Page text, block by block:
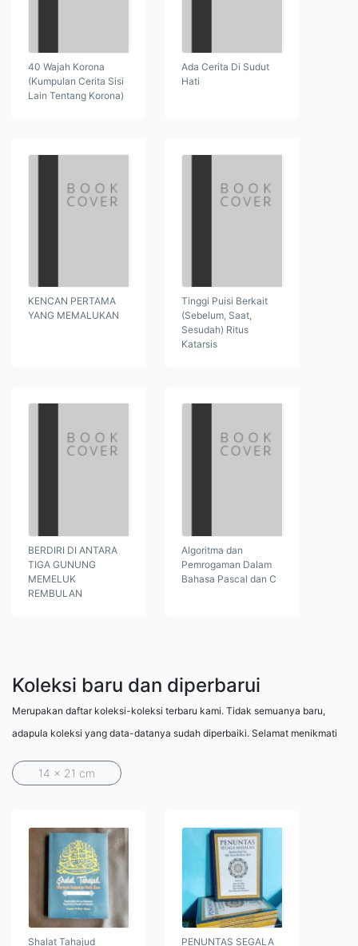
40 Wajah Korona
(Kumpulan Cerita Sisi
Lain Tentang Korona)
Ada Cerita Di Sudut
Hati
KENCAN PERTAMA
YANG MEMALUKAN
Tinggi Puisi Berkait
(Sebelum, Saat,
Sesudah) Ritus
Katarsis
BERDIRI DI ANTARA
TIGA GUNUNG
MEMELUK
REMBULAN
Algoritma dan
Pemrogaman Dalam
Bahasa Pascal dan C
Koleksi baru dan diperbarui
Merupakan daftar koleksi-koleksi terbaru kami. Tidak semuanya baru,
adapula koleksi yang data-datanya sudah diperbaiki. Selamat menikmati
14 x 21 cm
Shalat Tahajud PENUNTAS SEGALA